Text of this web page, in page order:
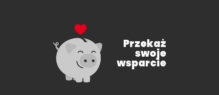
Przekaż
swoje
wsparcie